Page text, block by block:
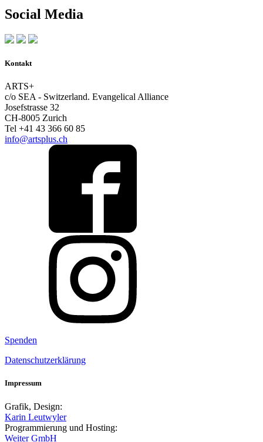
Social Media
Kontakt
ARTS+
c/o SEA - Switzerland. Evangelical Alliance
Josefstrasse 32
CH-8005 Zurich
Tel +41 43 366 60 85
info@artsplus.ch
Spenden
Datenschutzerklärung
Impressum
Grafik, Design:
Karin Leutwyler
Programmierung und Hosting:
Weiter GmbH